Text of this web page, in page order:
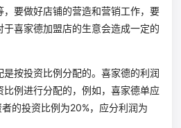
要做好店铺的营造和营销工作，要
喜家德加盟店的生意会造成一定的
按投资比例分配的。喜家德的利润
例进行分配的，例如，喜家德单应
的投资比例为20%，应分利润为